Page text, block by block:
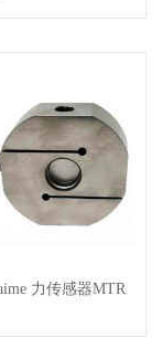
查看详情
力传感器MTR